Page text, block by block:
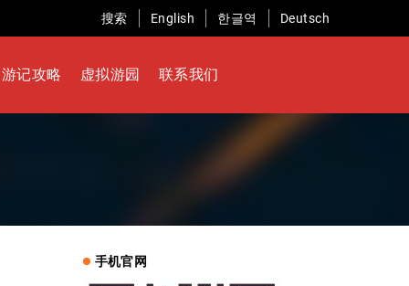
搜索 English 한글역 Deutsch
游记攻略 虚拟游园 联系我们
手机官网